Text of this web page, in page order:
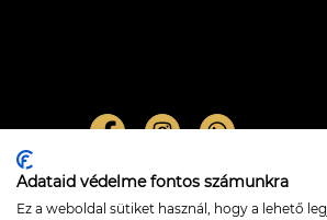
Sila függőlámpa
Adataid védelme fontos számunkra
Ez a weboldal sütiket használ, hogy a lehető